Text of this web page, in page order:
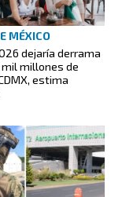
MÉXICO
dejaría derrama
mil millones de
estima